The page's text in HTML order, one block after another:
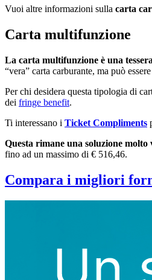
Vuoi altre informazioni sulla carta
Carta multifunzione
La carta multifunzione è una
“vera” carta carburante, ma può
Per chi desidera questa tipologia di
dei fringe benefit.
Ti interessano i Ticket Compliments
Questa rimane una soluzione molto
fino ad un massimo di € 516,46.
Compara i migliori